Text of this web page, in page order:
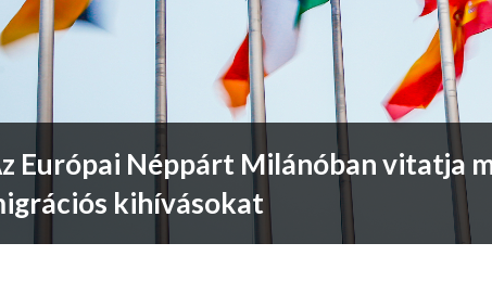
Európai Néppárt Milánóban vitatja
kihívásokat